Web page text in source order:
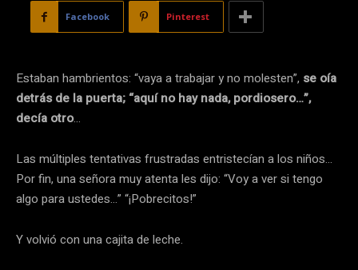
Facebook Pinterest
Estaban hambrientos: “vaya a trabajar y no molesten”, se oía
detrás de la puerta; “aquí no hay nada, pordiosero…”,
decía otro…
Las múltiples tentativas frustradas entristecían a los niños…
Por fin, una señora muy atenta les dijo: “Voy a ver si tengo
algo para ustedes…” “¡Pobrecitos!”
Y volvió con una cajita de leche.